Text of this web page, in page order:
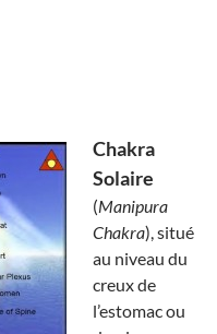
Chakra
Solaire
(Manipura
Chakra), situé
au niveau du
creux de
l’estomac ou